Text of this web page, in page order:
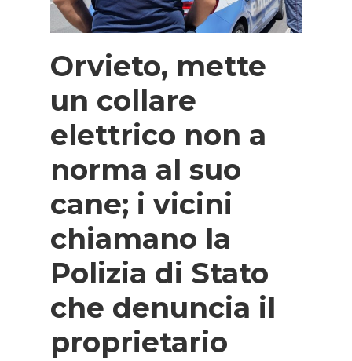
Orvieto, mette
un collare
elettrico non a
norma al suo
cane; i vicini
chiamano la
Polizia di Stato
che denuncia il
proprietario